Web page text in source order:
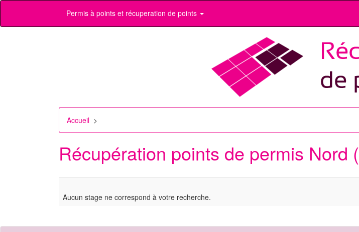
Permis à points et récuperation de points
Accueil >
Récupération points de permis Nord
Aucun stage ne correspond à votre recherche.